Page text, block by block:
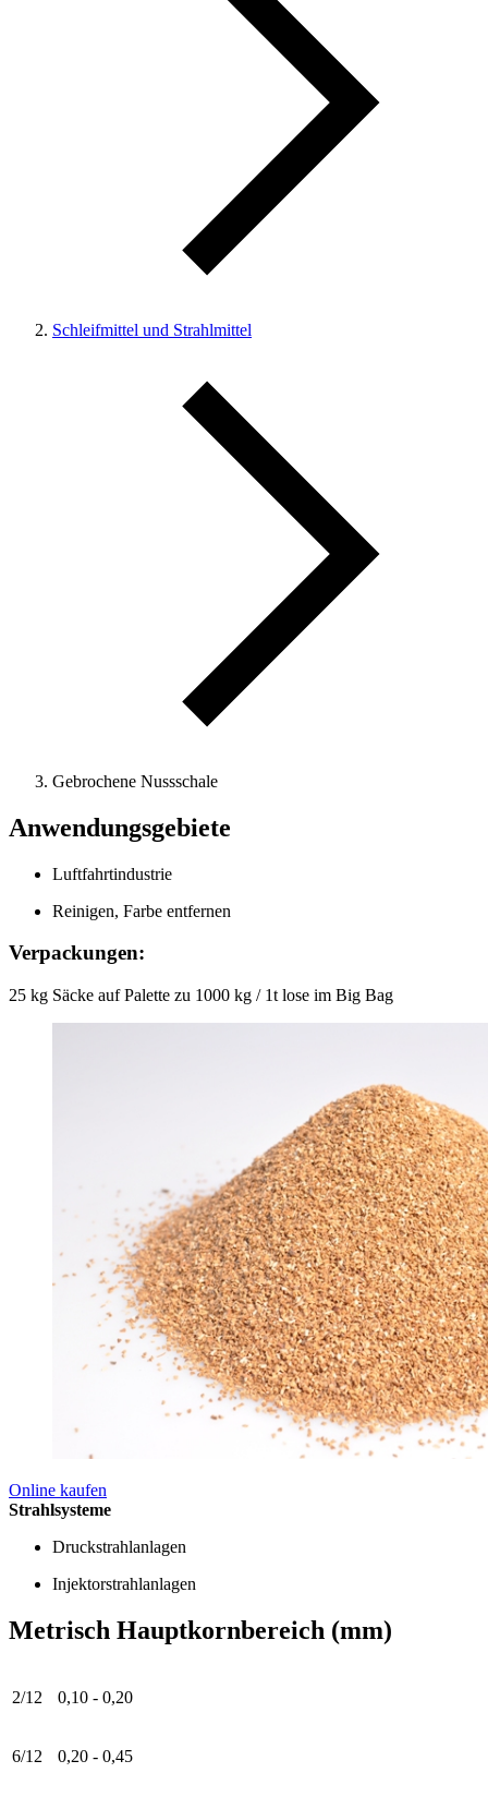
Schleifmittel und Strahlmittel
Gebrochene Nussschale
Anwendungsgebiete
Luftfahrtindustrie
Reinigen, Farbe entfernen
Verpackungen:
25 kg Säcke auf Palette zu 1000 kg / 1t lose im Big Bag
Online kaufen
Strahlsysteme
Druckstrahlanlagen
Injektorstrahlanlagen
Metrisch Hauptkornbereich (mm)
2/12 0,10 - 0,20
6/12 0,20 - 0,45